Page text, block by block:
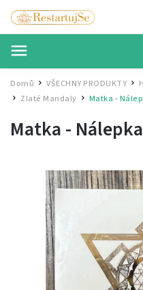
Domů / VŠECHNY PRODUKTY /
/
Zlaté Mandaly Matka -
Matka -